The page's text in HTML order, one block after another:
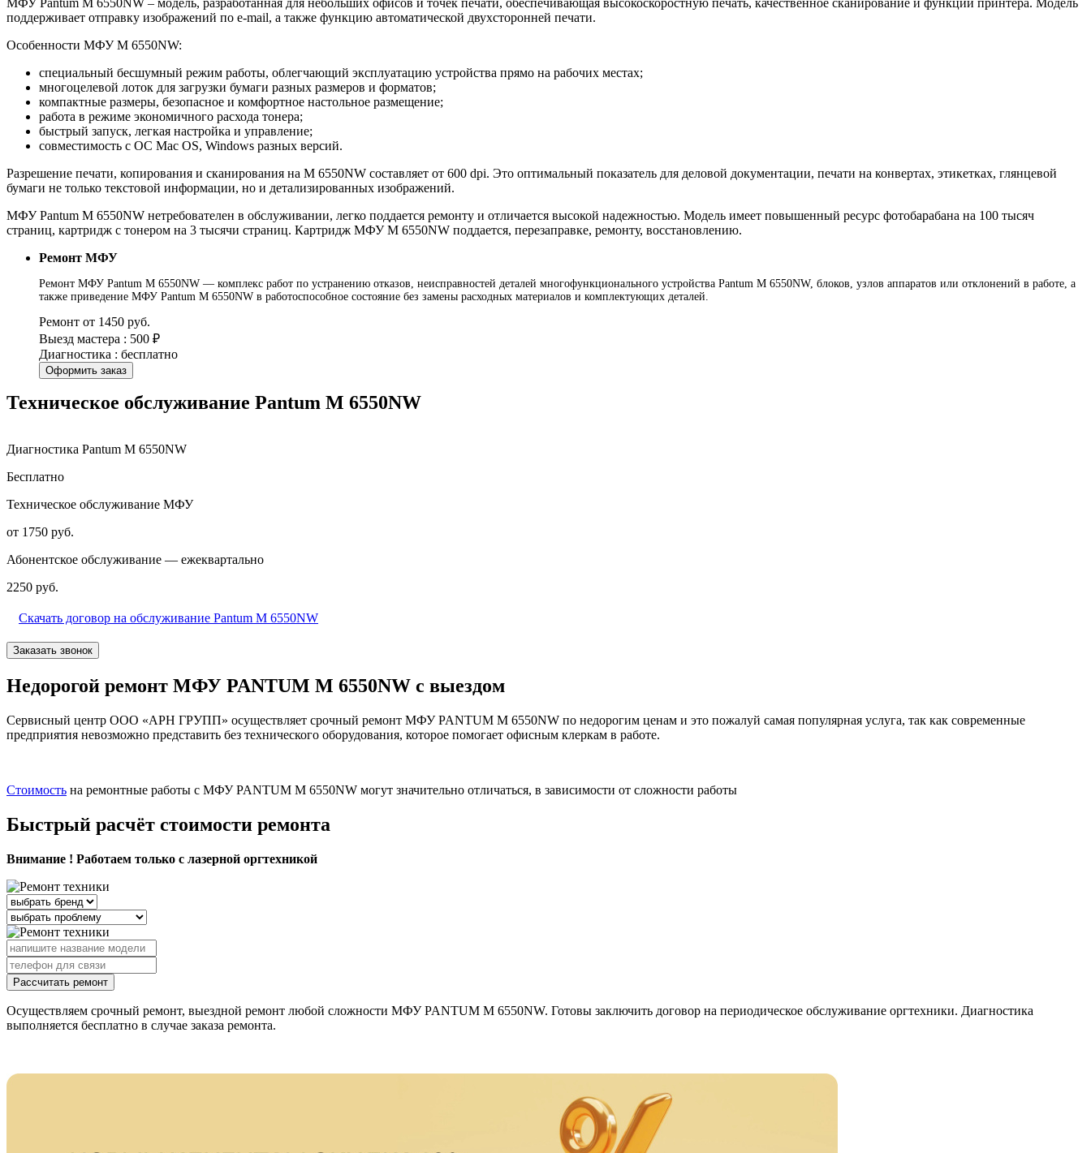
поддерживает отправку изображений по e-mail, а также функцию автоматической двухсторонней печати.
Особенности МФУ M 6550NW:
специальный бесшумный режим работы, облегчающий эксплуатацию устройства прямо на рабочих местах;
многоцелевой лоток для загрузки бумаги разных размеров и форматов;
компактные размеры, безопасное и комфортное настольное размещение;
работа в режиме экономичного расхода тонера;
быстрый запуск, легкая настройка и управление;
совместимость с ОС Mac OS, Windows разных версий.
Разрешение печати, копирования и сканирования на M 6550NW составляет от 600 dpi. Это оптимальный показатель для деловой документации, печати на конвертах, этикетках, глянцевой
бумаги не только текстовой информации, но и детализированных изображений.
МФУ Pantum M 6550NW нетребователен в обслуживании, легко поддается ремонту и отличается высокой надежностью. Модель имеет повышенный ресурс фотобарабана на 100 тысяч
страниц, картридж с тонером на 3 тысячи страниц. Картридж МФУ M 6550NW поддается, перезаправке, ремонту, восстановлению.
Ремонт МФУ
Ремонт МФУ Pantum M 6550NW — комплекс работ по устранению отказов, неисправностей деталей многофункционального устройства Pantum M 6550NW, блоков, узлов аппаратов или отклонений в работе, а
также приведение МФУ Pantum M 6550NW в работоспособное состояние без замены расходных материалов и комплектующих деталей.
Ремонт от 1450 руб.
Выезд мастера : 500 ₽
Диагностика : бесплатно
Оформить заказ
Техническое обслуживание Pantum M 6550NW
Диагностика Pantum M 6550NW
Бесплатно
Техническое обслуживание МФУ
от 1750 руб.
Абонентское обслуживание — ежеквартально
2250 руб.
Скачать договор на обслуживание Pantum M 6550NW
Заказать звонок
Недорогой ремонт МФУ PANTUM M 6550NW с выездом
Сервисный центр ООО «АРН ГРУПП» осуществляет срочный ремонт МФУ PANTUM M 6550NW по недорогим ценам и это пожалуй самая популярная услуга, так как современные
предприятия невозможно представить без технического оборудования, которое помогает офисным клеркам в работе.
Стоимость на ремонтные работы с МФУ PANTUM M 6550NW могут значительно отличаться, в зависимости от сложности работы
Быстрый расчёт стоимости ремонта
Внимание ! Работаем только с лазерной оргтехникой
Рассчитать ремонт
Осуществляем срочный ремонт, выездной ремонт любой сложности МФУ PANTUM M 6550NW. Готовы заключить договор на периодическое обслуживание оргтехники. Диагностика
выполняется бесплатно в случае заказа ремонта.